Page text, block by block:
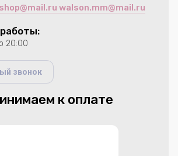
walson.mm@mail.ru
20:00
звонок
к оплате